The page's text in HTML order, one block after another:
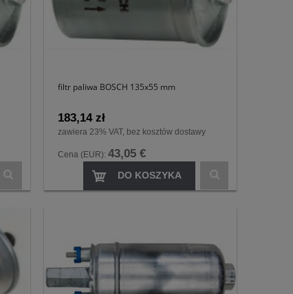
filtr paliwa BOSCH 135x55 mm
183,14 zł
zawiera 23% VAT, bez kosztów dostawy
Cena (EUR): 43,05 €
DO KOSZYKA